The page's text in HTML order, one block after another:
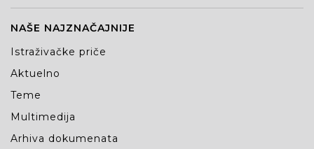
NAŠE NAJZNAČAJNIJE
Istraživačke priče
Aktuelno
Teme
Multimedija
Arhiva dokumenata